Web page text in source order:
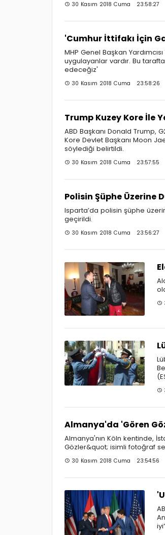
30 Kasım 2018 Cuma 23:58:27
'Cumhur İttifakı İçin
MHP Genel Başkan
uygulayanlar vardır. Bu
edeceğiz'
30 Kasım 2018 Cuma 23:58:26
Trump Kuzey Kore İle
ABD Başkanı Donald Trump,
Kore Devlet Başkanı Moon
söylediği belirtildi.
30 Kasım 2018 Cuma 23:57:55
Polisin Şüphe Üzerine
Isparta’da polisin şüphe
geçirildi.
30 Kasım 2018 Cuma 23:56:27
Almanya'da 'Gören
Almanya'nın Köln kentinde,
Gözler&quot; isimli fotoğraf
30 Kasım 2018 Cuma 23:54:56